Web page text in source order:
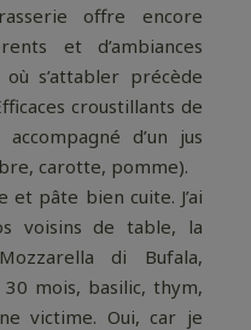
offre encore
et d’ambiances
s’attabler précède
croustillants de
d’un jus
carotte, pomme).
et pâte bien cuite. J’ai
voisins de table, la
di Bufala,
30 mois, basilic, thym,
victime. Oui, car je